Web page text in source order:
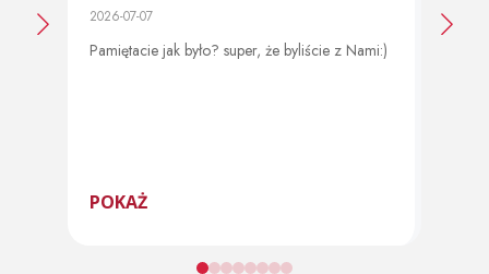
2026-07-07
Pamiętacie jak było? super, że byliście z Nami:)
POKAŻ
2026-